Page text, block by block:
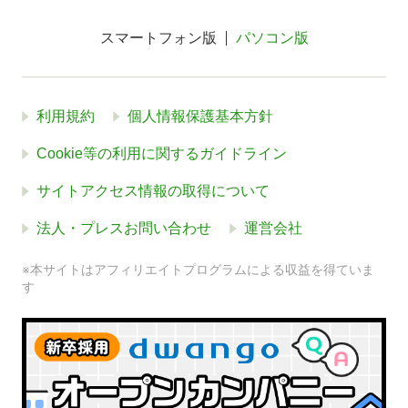
スマートフォン版 パソコン版
利用規約 個人情報保護基本方針
Cookie等の利用に関するガイドライン
サイトアクセス情報の取得について
法人・プレスお問い合わせ 運営会社
※本サイトはアフィリエイトプログラムによる収益を得ていま
す